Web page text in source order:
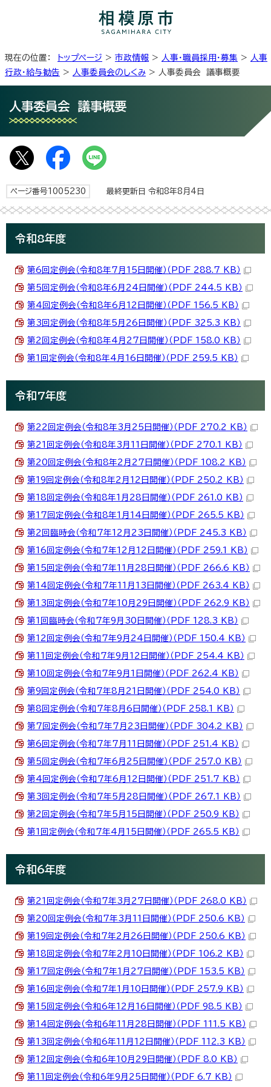
現在の位置： トップページ > 市政情報 > 人事・職員採用・募集 > 人事
行政・給与勧告 > 人事委員会のしくみ > 人事委員会 議事概要
人事委員会 議事概要
ページ番号1005230 最終更新日 令和8年8月4日
令和8年度
第6回定例会（令和8年7月15日開催）（PDF 288.7 KB）
第5回定例会（令和8年6月24日開催）（PDF 244.5 KB）
第4回定例会（令和8年6月12日開催）（PDF 156.5 KB）
第3回定例会（令和8年5月26日開催）（PDF 325.3 KB）
第2回定例会（令和8年4月27日開催）（PDF 158.0 KB）
第1回定例会（令和8年4月16日開催）（PDF 259.5 KB）
令和7年度
第22回定例会（令和8年3月25日開催）（PDF 270.2 KB）
第21回定例会（令和8年3月11日開催）（PDF 270.1 KB）
第20回定例会（令和8年2月27日開催）（PDF 108.2 KB）
第19回定例会（令和8年2月12日開催）（PDF 250.2 KB）
第18回定例会（令和8年1月28日開催）（PDF 261.0 KB）
第17回定例会（令和8年1月14日開催）（PDF 265.5 KB）
第2回臨時会（令和7年12月23日開催）（PDF 245.3 KB）
第16回定例会（令和7年12月12日開催）（PDF 259.1 KB）
第15回定例会（令和7年11月28日開催）（PDF 266.6 KB）
第14回定例会（令和7年11月13日開催）（PDF 263.4 KB）
第13回定例会（令和7年10月29日開催）（PDF 262.9 KB）
第1回臨時会（令和7年9月30日開催）（PDF 128.3 KB）
第12回定例会（令和7年9月24日開催）（PDF 150.4 KB）
第11回定例会（令和7年9月12日開催）（PDF 254.4 KB）
第10回定例会（令和7年9月1日開催）（PDF 262.4 KB）
第9回定例会（令和7年8月21日開催）（PDF 254.0 KB）
第8回定例会（令和7年8月6日開催）（PDF 258.1 KB）
第7回定例会（令和7年7月23日開催）（PDF 304.2 KB）
第6回定例会（令和7年7月11日開催）（PDF 251.4 KB）
第5回定例会（令和7年6月25日開催）（PDF 257.0 KB）
第4回定例会（令和7年6月12日開催）（PDF 251.7 KB）
第3回定例会（令和7年5月28日開催）（PDF 267.1 KB）
第2回定例会（令和7年5月15日開催）（PDF 250.9 KB）
第1回定例会（令和7年4月15日開催）（PDF 265.5 KB）
令和6年度
第21回定例会（令和7年3月27日開催）（PDF 268.0 KB）
第20回定例会（令和7年3月11日開催）（PDF 250.6 KB）
第19回定例会（令和7年2月26日開催）（PDF 250.6 KB）
第18回定例会（令和7年2月10日開催）（PDF 106.2 KB）
第17回定例会（令和7年1月27日開催）（PDF 153.5 KB）
第16回定例会（令和7年1月10日開催）（PDF 257.9 KB）
第15回定例会（令和6年12月16日開催）（PDF 98.5 KB）
第14回定例会（令和6年11月28日開催）（PDF 111.5 KB）
第13回定例会（令和6年11月12日開催）（PDF 112.3 KB）
第12回定例会（令和6年10月29日開催）（PDF 8.0 KB）
第11回定例会（令和6年9月25日開催）（PDF 6.7 KB）